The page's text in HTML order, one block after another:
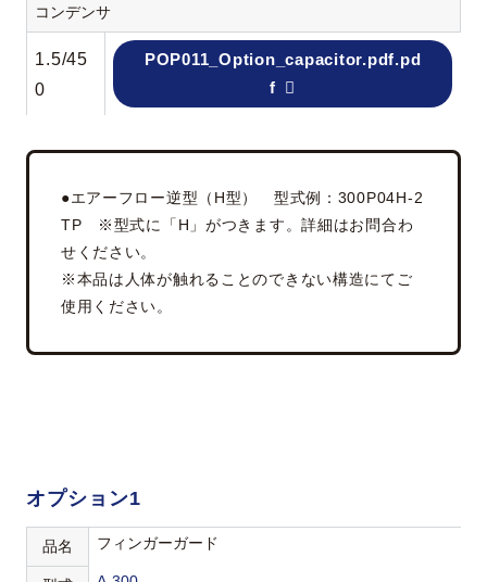
コンデンサ
1.5/45
0
POP011_Option_capacitor.pdf.pd
f
●エアーフロー逆型（H型） 型式例：300P04H-2
TP ※型式に「H」がつきます。詳細はお問合わ
せください。
※本品は人体が触れることのできない構造にてご
使用ください。
オプション1
品名 フィンガーガード